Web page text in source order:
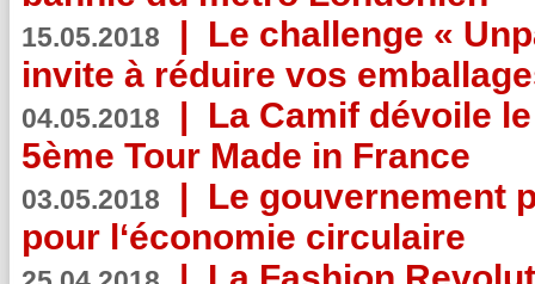
15.05.2018 | Le challenge «
invite à réduire vos
04.05.2018 | La Camif dévoile
5ème Tour Made in France
03.05.2018 | Le gouvernement
pour l‘économie circulaire